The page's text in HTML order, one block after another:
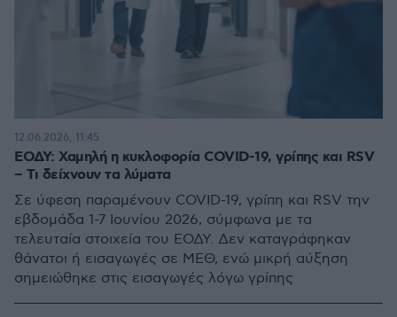
ΕΟΔΥ: Χαμηλή η κυκλοφορία COVID-19, γρίπης και RSV
– Τι δείχνουν τα λύματα
Σε ύφεση παραμένουν COVID-19, γρίπη και RSV την
εβδομάδα 1-7 Ιουνίου 2026, σύμφωνα με τα
τελευταία στοιχεία του ΕΟΔΥ. Δεν καταγράφηκαν
θάνατοι ή εισαγωγές σε ΜΕΘ, ενώ μικρή αύξηση
σημειώθηκε στις εισαγωγές λόγω γρίπης
12.06.2026, 11:45